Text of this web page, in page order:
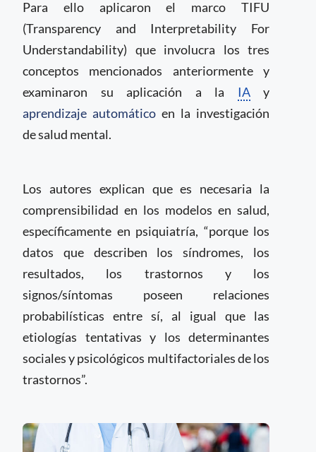
Para ello aplicaron el marco TIFU
(Transparency and Interpretability For
Understandability) que involucra los tres
conceptos mencionados anteriormente y
examinaron su aplicación a la IAy
aprendizaje automático en la investigación
de salud mental.
Los autores explican que es necesaria la
comprensibilidad en los modelos en salud,
específicamente en psiquiatría, “porque los
datos que describen los síndromes, los
resultados, los trastornos y los
signos/síntomas poseen relaciones
probabilísticas entre sí, al igual que las
etiologías tentativas y los determinantes
sociales y psicológicos multifactoriales de los
trastornos”.